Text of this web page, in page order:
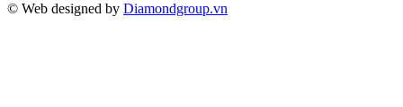
© Web designed by Diamondgroup.vn